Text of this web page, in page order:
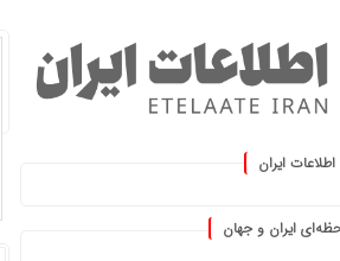
اطلاعات ایران
ایران و جهان